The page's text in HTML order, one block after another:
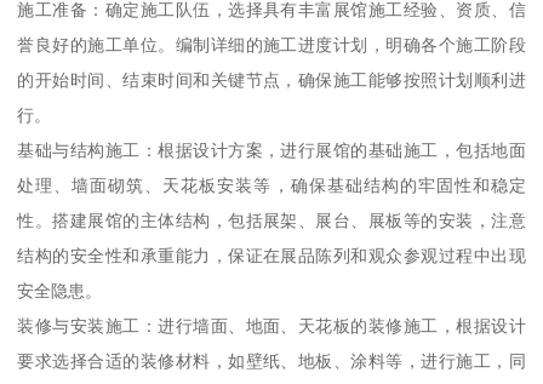
施工准备：确定施工队伍，选择具有丰富展馆施工经验、资质、信
誉良好的施工单位。编制详细的施工进度计划，明确各个施工阶段
的开始时间、结束时间和关键节点，确保施工能够按照计划顺利进
行。
基础与结构施工：根据设计方案，进行展馆的基础施工，包括地面
处理、墙面砌筑、天花板安装等，确保基础结构的牢固性和稳定
性。搭建展馆的主体结构，包括展架、展台、展板等的安装，注意
结构的安全性和承重能力，保证在展品陈列和观众参观过程中出现
安全隐患。
装修与安装施工：进行墙面、地面、天花板的装修施工，根据设计
要求选择合适的装修材料，如壁纸、地板、涂料等，进行施工，同